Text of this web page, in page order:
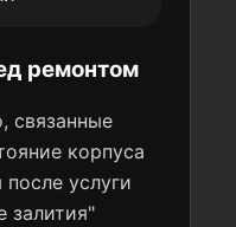
ремонтом
связанные
корпуса
услуги
залития"